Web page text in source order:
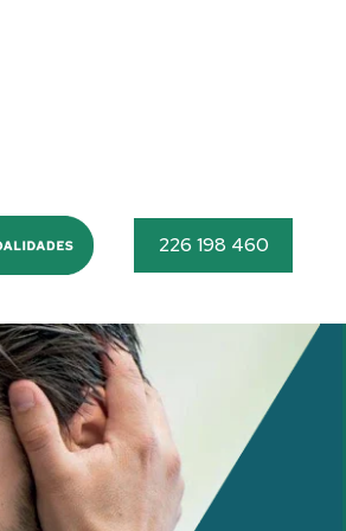
Menu 226 198 460